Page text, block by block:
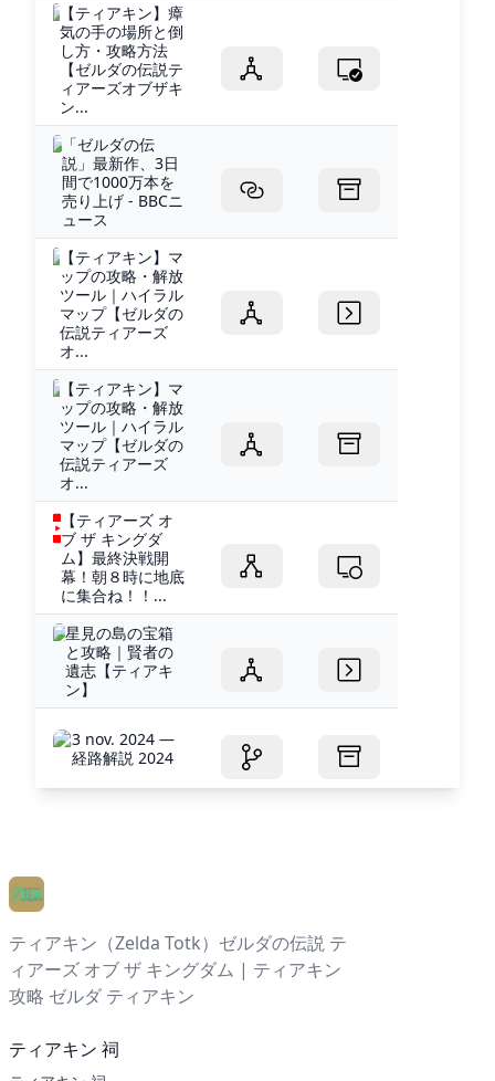
【ティアキン】瘴
気の手の場所と倒
し方・攻略方法
【ゼルダの伝説テ
ィアーズオブザキ
ン...
「ゼルダの伝
説」最新作、3日
間で1000万本を
売り上げ - BBCニ
ュース
【ティアキン】マ
ップの攻略・解放
ツール｜ハイラル
マップ【ゼルダの
伝説ティアーズ
オ...
【ティアキン】マ
ップの攻略・解放
ツール｜ハイラル
マップ【ゼルダの
伝説ティアーズ
オ...
【ティアーズ オ
ブ ザ キングダ
ム】最終決戦開
幕！朝８時に地底
に集合ね！！...
星見の島の宝箱
と攻略｜賢者の
遺志【ティアキ
ン】
3 nov. 2024 —
経路解説 2024
ティアキン（Zelda Totk）ゼルダの伝説 テ
ィアーズ オブ ザ キングダム | ティアキン
攻略 ゼルダ ティアキン
ティアキン 祠